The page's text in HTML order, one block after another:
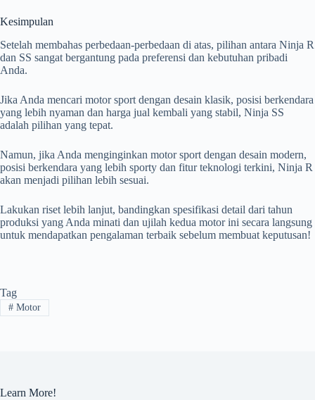
Kesimpulan
Setelah membahas perbedaan-perbedaan di atas, pilihan antara Ninja R
dan SS sangat bergantung pada preferensi dan kebutuhan pribadi
Anda.
Jika Anda mencari motor sport dengan desain klasik, posisi berkendara
yang lebih nyaman dan harga jual kembali yang stabil, Ninja SS
adalah pilihan yang tepat.
Namun, jika Anda menginginkan motor sport dengan desain modern,
posisi berkendara yang lebih sporty dan fitur teknologi terkini, Ninja R
akan menjadi pilihan lebih sesuai.
Lakukan riset lebih lanjut, bandingkan spesifikasi detail dari tahun
produksi yang Anda minati dan ujilah kedua motor ini secara langsung
untuk mendapatkan pengalaman terbaik sebelum membuat keputusan!
Tag
#Motor
Learn More!